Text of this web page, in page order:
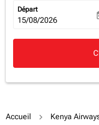
Départ
fc-booking-departure-
15/08/2026
Accueil Kenya